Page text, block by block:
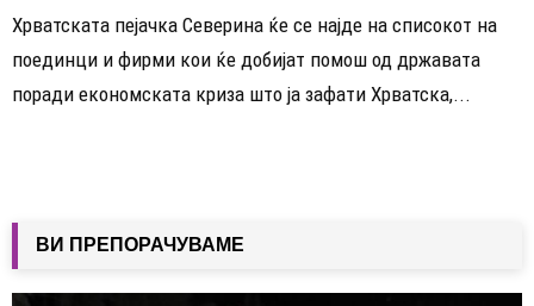
Хрватската пејачка Северина ќе се најде на списокот на
поединци и фирми кои ќе добијат помош од државата
поради економската криза што ја зафати Хрватска,...
ВИ ПРЕПОРАЧУВАМЕ